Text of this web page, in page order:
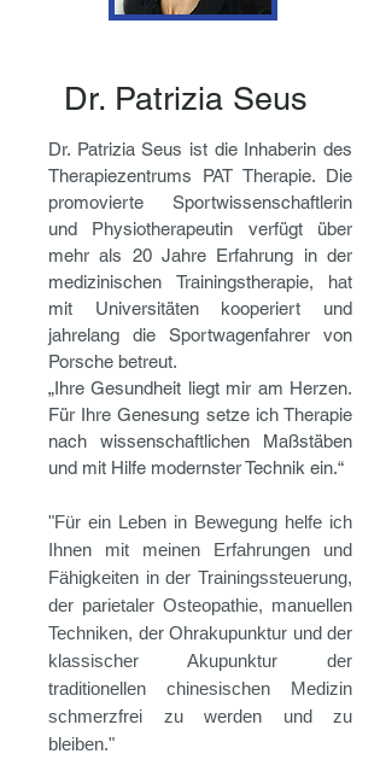
Dr. Patrizia Seus
Dr. Patrizia Seus ist die Inhaberin des
Therapiezentrums PAT Therapie. Die
promovierte Sportwissenschaftlerin
und Physiotherapeutin verfügt über
mehr als 20 Jahre Erfahrung in der
medizinischen Trainingstherapie, hat
mit Universitäten kooperiert und
jahrelang die Sportwagenfahrer von
Porsche betreut.
„Ihre Gesundheit liegt mir am Herzen.
Für Ihre Genesung setze ich Therapie
nach wissenschaftlichen Maßstäben
und mit Hilfe modernster Technik ein.“
"Für ein Leben in Bewegung helfe ich
Ihnen mit meinen Erfahrungen und
Fähigkeiten in der Trainingssteuerung,
der parietaler Osteopathie, manuellen
Techniken, der Ohrakupunktur und der
klassischer Akupunktur der
traditionellen chinesischen Medizin
schmerzfrei zu werden und zu
bleiben."